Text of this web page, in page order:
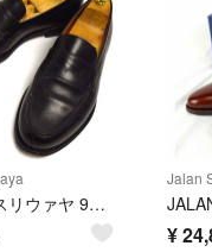
ジャランスリウァヤ 98998 18045コインローファー UK7(26cm相当
Jalan
¥